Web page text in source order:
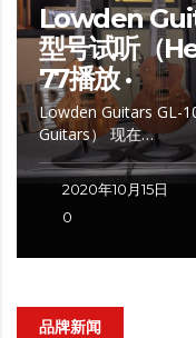
Lowden
型号试听（
77播放 ·
Lowden Guitars GL-
Guitars） 现在…
2020年10月15日
0
品牌新闻